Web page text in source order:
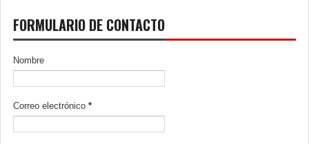
FORMULARIO DE CONTACTO
Nombre
Correo electrónico *